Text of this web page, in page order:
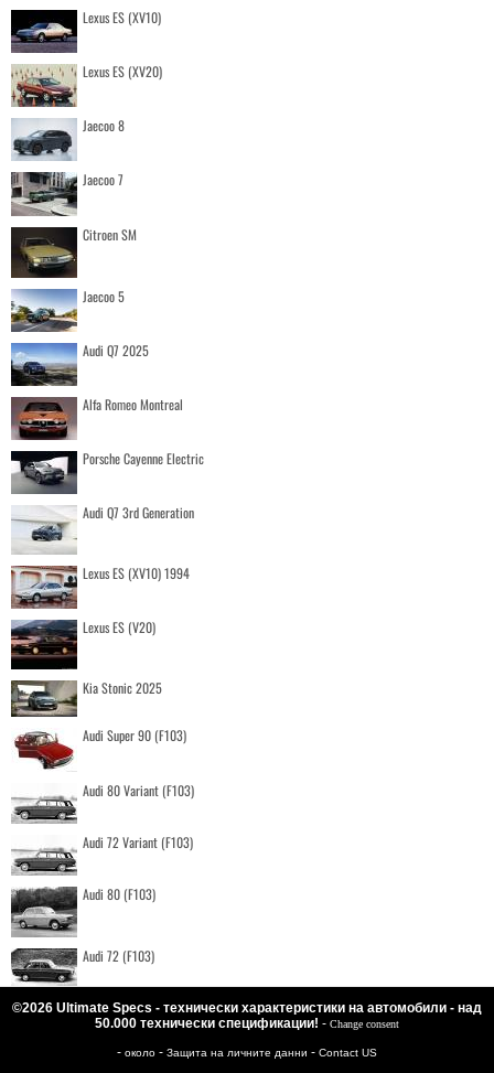
Lexus ES (XV10)
Lexus ES (XV20)
Jaecoo 8
Jaecoo 7
Citroen SM
Jaecoo 5
Audi Q7 2025
Alfa Romeo Montreal
Porsche Cayenne Electric
Audi Q7 3rd Generation
Lexus ES (XV10) 1994
Lexus ES (V20)
Kia Stonic 2025
Audi Super 90 (F103)
Audi 80 Variant (F103)
Audi 72 Variant (F103)
Audi 80 (F103)
Audi 72 (F103)
©2026 Ultimate Specs - технически характеристики на автомобили - над
50.000 технически спецификации! - Change consent
- около - Защита на личните данни - Contact US